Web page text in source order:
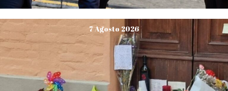
7 Agosto 2026